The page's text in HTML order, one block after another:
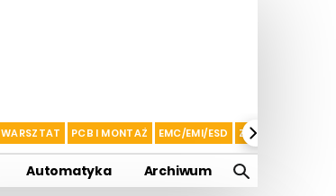
WARSZTAT PCB I MONTAŻ EMC/EMI/ESD ZASILANIE I
Automatyka Archiwum